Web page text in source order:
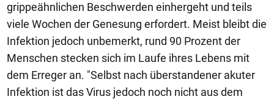
grippeähnlichen Beschwerden einhergeht und teils
viele Wochen der Genesung erfordert. Meist bleibt die
Infektion jedoch unbemerkt, rund 90 Prozent der
Menschen stecken sich im Laufe ihres Lebens mit
dem Erreger an. "Selbst nach überstandener akuter
Infektion ist das Virus jedoch noch nicht aus dem